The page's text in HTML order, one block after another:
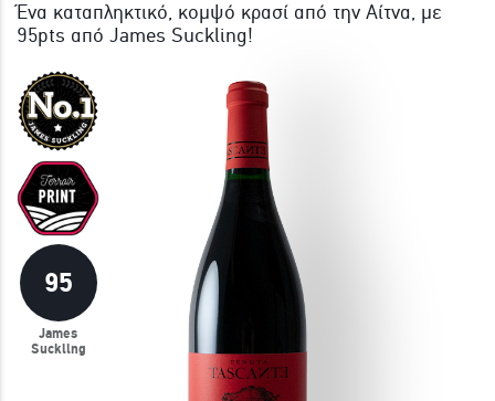
ΕΙΣΟΔΟΣ
ΕΙΣΟΔΟΣ ΜΕ FACEBOOK
ΕΚΠΛΗΚΤΙΚΑ ΚΡΑΣΙΑ ΑΠΟ ΟΛΟ ΤΟΝ ΚΟΣΜΟ ΣΤΗΝ ΠΟΡΤΑ ΣΟΥ ΣΕ
ΜΟΝΑΔΙΚΕΣ ΠΡΟΣΦΟΡΕΣ!
ΓΙΝΕ ΜΕΛΟΣ
Ένα καταπληκτικό, κομψό κρασί από την Αίτνα, με
95pts από James Suckling!
95
James
Suckling